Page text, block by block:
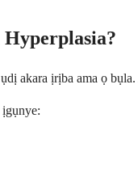
akara ịrịba ama ọ